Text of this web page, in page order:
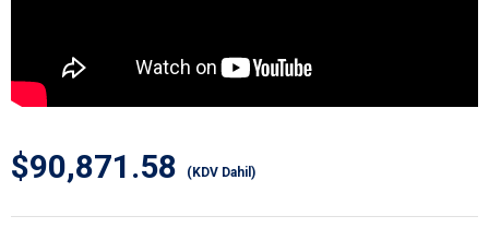
$90,871.58 (KDV Dahil)